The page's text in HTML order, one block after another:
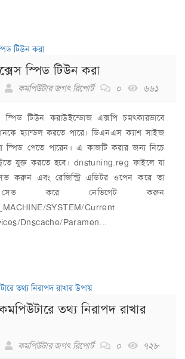
স্পিড টিউন করা
কমপিউটার জগৎ রিপোর্ট ০ ৬৬১
স্পিড টিউন করাউইন্ডোজ এক্সপি চমৎকারভাবে
হ্যান্ডল করতে পারে। ডিএনএস ক্যাশ সাইজ
স্পিড পেতে পারেন। এ কাজটি করার জন্য নিচে
যুক্ত করতে হবে। dnstuning.reg ফাইলে যা
করুন এবং রেজিস্ট্রি এডিটর ওপেন করে তা
সেভ করে নেভিগেট করুন
SYSTEM/Current
Dnscache/Paramen...
তথ্য নিরাপদ রাখার
কমপিউটার জগৎ রিপোর্ট ০ ৭২৮